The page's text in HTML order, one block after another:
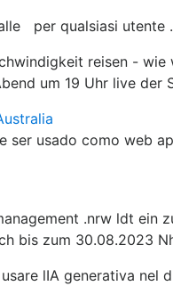
per qualsiasi utente .
reisen - wie
um 19 Uhr live der
ser usado como web
.nrw ldt ein
bis zum 30.08.2023
lIA generativa nel